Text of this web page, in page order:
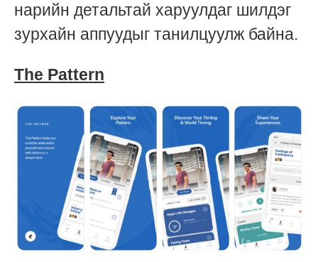
нарийн детальтай харуулдаг шилдэг
зурхайн аппуудыг танилцуулж байна.
The Pattern